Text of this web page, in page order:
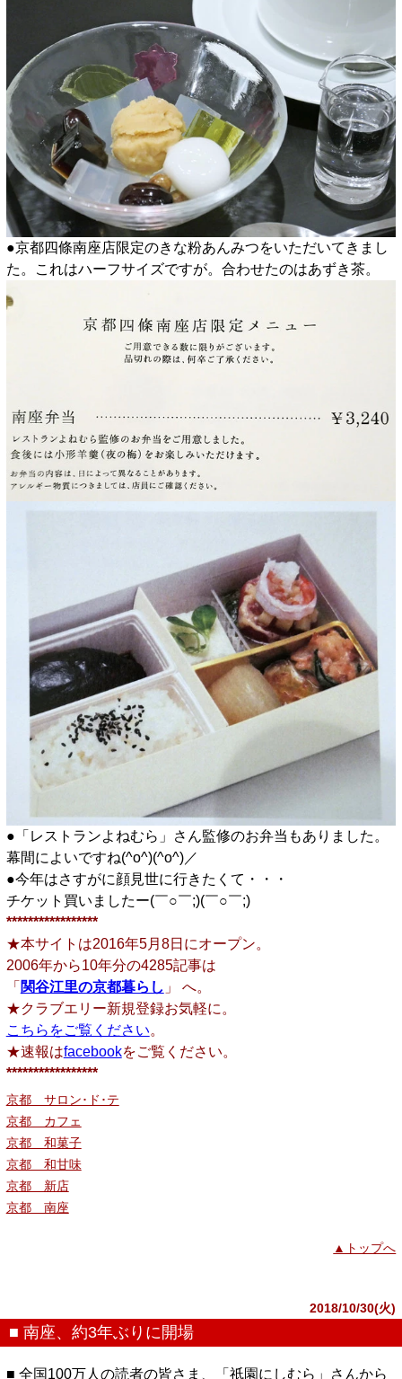
●京都四條南座店限定のきな粉あんみつをいただいてきまし
た。これはハーフサイズですが。合わせたのはあずき茶。
●「レストランよねむら」さん監修のお弁当もありました。
幕間によいですね(^o^)(^o^)／
●今年はさすがに顔見世に行きたくて・・・
チケット買いましたー(￣○￣;)(￣○￣;)
*****************
★本サイトは2016年5月8日にオープン。
2006年から10年分の4285記事は
「 関谷江里の京都暮らし 」 へ。
★クラブエリー新規登録お気軽に。
こちらをご覧ください。
★速報はfacebookをご覧ください。
*****************
京都 サロン･ド･テ
京都 カフェ
京都 和菓子
京都 和甘味
京都 新店
京都 南座
▲トップへ
2018/10/30(火)
■ 南座、約3年ぶりに開場
■ 全国100万人の読者の皆さま、「祇園にしむら」さんから